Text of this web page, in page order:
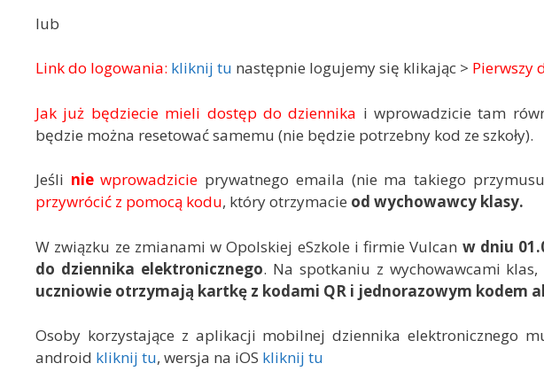
lub
Link do logowania: kliknij tu następnie logujemy się klikając > Pierwszy
Jak już będziecie mieli dostęp do dziennika i wprowadzicie tam
będzie można resetować samemu (nie będzie potrzebny kod ze szkoły).
Jeśli niewprowadzicie prywatnego emaila (nie ma takiego
przywrócić z pomocą kodu, który otrzymacie od wychowawcy klasy.
W związku ze zmianami w Opolskiej eSzkole i firmie Vulcan w dniu
do dziennika elektronicznego. Na spotkaniu z wychowawcami
uczniowie otrzymają kartkę z kodami QR i jednorazowym kodem
Osoby korzystające z aplikacji mobilnej dziennika elektronicznego
android kliknij tu, wersja na iOS kliknij tu